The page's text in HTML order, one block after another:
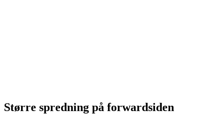
Større spredning på forwardsiden